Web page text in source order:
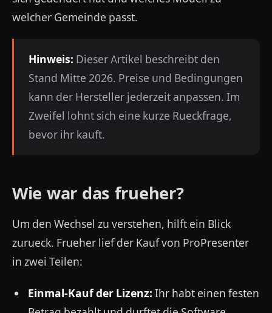
welcher Gemeinde passt.
Hinweis: Dieser Artikel beschreibt den
Stand Mitte 2026. Preise und Bedingungen
kann der Hersteller jederzeit anpassen. Im
Zweifel lohnt sich eine kurze Rueckfrage,
bevor ihr kauft.
Wie war das frueher?
Um den Wechsel zu verstehen, hilft ein Blick
zurueck. Frueher lief der Kauf von ProPresenter
in zwei Teilen:
Einmal-Kauf der Lizenz: Ihr habt einen festen